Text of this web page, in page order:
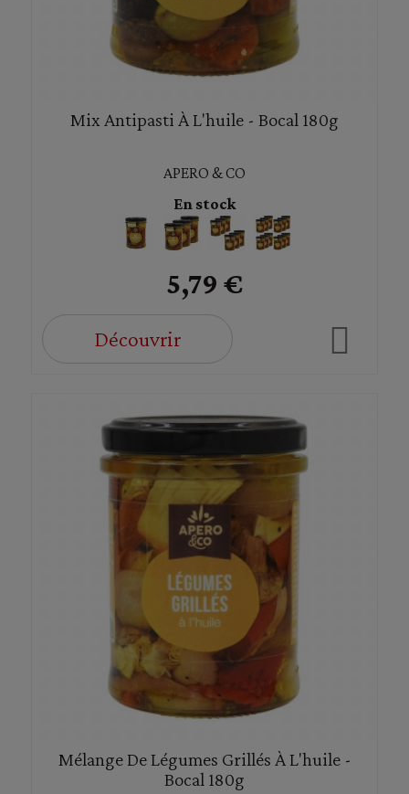
Mix Antipasti À L'huile - Bocal 180g
APERO & CO
En stock
5,79 €
Découvrir
Mélange De Légumes Grillés À L'huile -
Bocal 180g